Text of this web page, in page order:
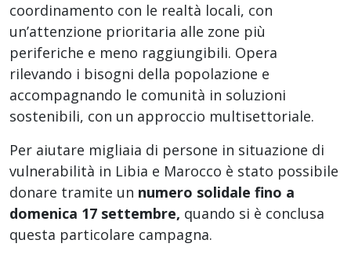
coordinamento con le realtà locali, con
un’attenzione prioritaria alle zone più
periferiche e meno raggiungibili. Opera
rilevando i bisogni della popolazione e
accompagnando le comunità in soluzioni
sostenibili, con un approccio multisettoriale.
Per aiutare migliaia di persone in situazione di
vulnerabilità in Libia e Marocco è stato possibile
donare tramite un numero solidale fino a
domenica 17 settembre, quando si è conclusa
questa particolare campagna.